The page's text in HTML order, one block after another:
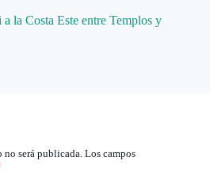
la Costa Este entre Templos y
será publicada. Los campos